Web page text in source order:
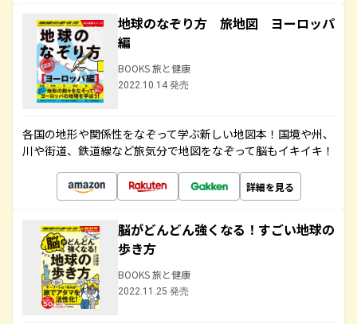
地球のなぞり方 旅地図 ヨーロッパ
編
BOOKS 旅と健康
2022.10.14 発売
各国の地形や関係性をなぞって学ぶ新しい地図本！国境や州、
川や街道、鉄道線など旅気分で地図をなぞって脳もイキイキ！
詳細を見る
脳がどんどん強くなる！すごい地球の
歩き方
BOOKS 旅と健康
2022.11.25 発売